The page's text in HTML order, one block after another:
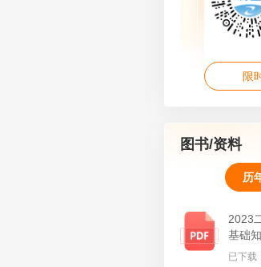
限
图书/资料
历
2023
基础
已下载